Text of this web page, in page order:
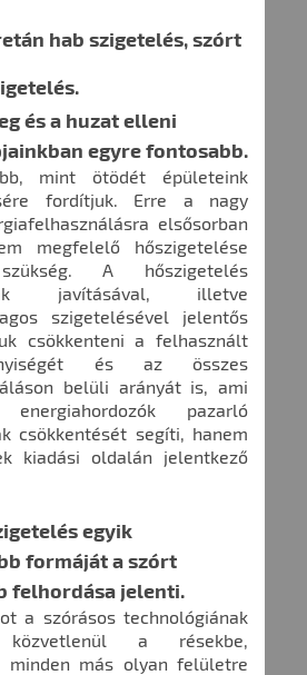
hab szigetelés, szórt
és a huzat elleni
egyre fontosabb.
mint ötödét épületeink
fordítjuk. Erre a nagy
elsősorban
megfelelő hőszigetelése
A hőszigetelés
javításával, illetve
szigetelésével jelentős
csökkenteni a felhasznált
és az összes
belüli arányát is, ami
pazarló
csökkentését segíti, hanem
kiadási oldalán jelentkező
egyik
formáját a szórt
felhordása jelenti.
a szórásos technológiának
közvetlenül a résekbe,
minden más olyan felületre